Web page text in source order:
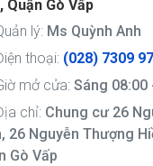
Quận Gò Vấp
lý: Ms Quỳnh Anh
thoại: (028) 7309
mở cửa: Sáng 08:00
chỉ: Chung cư 26
26 Nguyễn Thượng
Gò Vấp